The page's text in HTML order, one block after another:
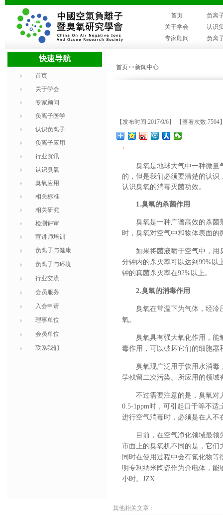
首页
负离
关于学会
认识
专家顾问
负离
快速导航
首页
关于学会
专家顾问
负离子医学
认识负离子
负离子应用
行业资讯
认识臭氧
臭氧应用
相关标准
相关研究
检测评审
宣讲师培训
负离子与健康
负离子与环境
行业交流
会员服务
入会申请
理事单位
会员单位
联系我们
首页>>新闻中心
【发布时间:2017/9/6】 【查看次数:7594
+
臭氧是地球大气中一种微量
的，但是我们必须要清楚的认
认识臭氧的消毒灭菌功效。
1.臭氧的杀菌作用
臭氧是一种广谱高效的杀菌
时，臭氧对空气中和物体表面
如果将菌液喷于空气中，用
分钟内的杀灭率可以达到99%以
钟的真菌杀灭率在92%以上。
2.臭氧的消毒作用
臭氧在常温下为气体，经冷
氧。
臭氧具有强大氧化作用，能
毒作用，可以破坏它们的细胞器
臭氧现广泛用于饮用水消毒
学残留二次污染。所应用的领域
不过需要注意的是，臭氧对
0.5-1ppm时，可引起口干等不适
进行空气消毒时，必须是在人不
目前，在空气净化领域最
市面上的臭氧机不同的是，它们
同时在使用过程中会有氮化物
明专利纳米陶瓷作为介电体，
小时。JZX
其他相关文章：